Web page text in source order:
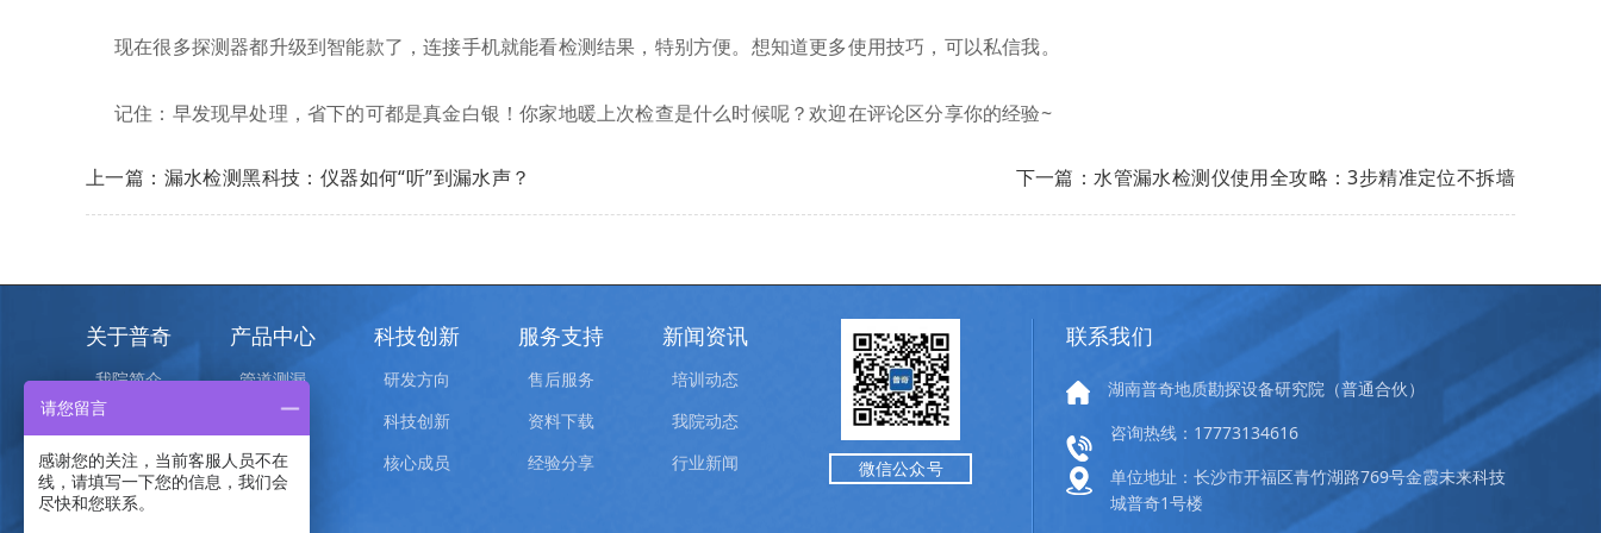
请您留言
感谢您的关注，当前客服人员不在
线，请填写一下您的信息，我们会
尽快和您联系。
现在很多探测器都升级到智能款了，连接手机就能看检测结果，特别方便。想知道更多使用技巧，可以私信我。
记住：早发现早处理，省下的可都是真金白银！你家地暖上次检查是什么时候呢？欢迎在评论区分享你的经验~
上一篇：漏水检测黑科技：仪器如何“听”到漏水声？ 下一篇：水管漏水检测仪使用全攻略：3步精准定位不拆墙
关于普奇
我院简介
荣誉证书
院校合作
产品中心
管道测漏
管线探测
科技创新
研发方向
科技创新
核心成员
服务支持
售后服务
资料下载
经验分享
新闻资讯
培训动态
我院动态
行业新闻
微信公众号
联系我们
湖南普奇地质勘探设备研究院（普通合伙）
咨询热线：17773134616
单位地址：长沙市开福区青竹湖路769号金霞未来科技
城普奇1号楼